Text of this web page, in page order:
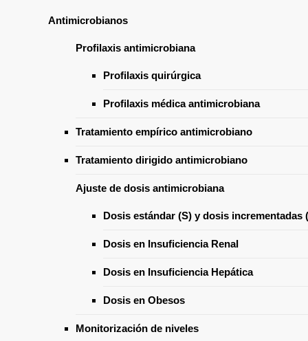
Antimicrobianos
Profilaxis antimicrobiana
Profilaxis quirúrgica
Profilaxis médica antimicrobiana
Tratamiento empírico antimicrobiano
Tratamiento dirigido antimicrobiano
Ajuste de dosis antimicrobiana
Dosis estándar (S) y dosis incrementadas
Dosis en Insuficiencia Renal
Dosis en Insuficiencia Hepática
Dosis en Obesos
Monitorización de niveles
CARDIOVASCULAR FARMACOLOGÍA HEMODINÁMICA